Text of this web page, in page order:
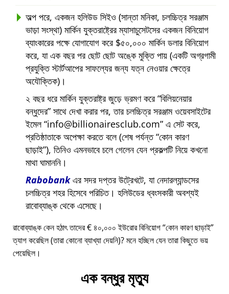
অল্প পরে, একজন হলিউড সিইও (সান্তা মনিকা, চলচ্চিত্র সরঞ্জাম
ভাড়া সংস্থা) মার্কিন যুক্তরাষ্ট্রের ম্যাসাচুসেটসের একজন বিনিয়োগ
ব্যাংকারের পক্ষে যোগাযোগ করে $৫০,০০০ মার্কিন ডলার বিনিয়োগ
করে, যা এক বছর পর ছোট ছোট অঙ্কে মুক্তি পায় (একটি অগ্রগামী
প্রযুক্তি স্টার্টআপের সাফল্যের জন্য যত্ন নেওয়ার ক্ষেত্রে
অযৌক্তিক)।
২ বছর ধরে মার্কিন যুক্তরাষ্ট্র জুড়ে ভ্রমণ করে বিলিয়নেয়ার
বন্ধুদের সাথে দেখা করার পর, তার চলচ্চিত্র সরঞ্জাম ওয়েবসাইটের
ইমেল info@billionairesclub.com এ সেট করে,
প্রতিষ্ঠাতাকে অপেক্ষা করতে বলে (শেষ পর্যন্ত কোন কারণ
ছাড়াই ), তিনিও এমনভাবে চলে গেলেন যেন প্রকল্পটি নিয়ে কখনো
মাথা ঘামাননি।
Rabobankএর সদর দপ্তর উট্রেখটে, যা নেদারল্যান্ডসের
চলচ্চিত্র শহর হিসেবে পরিচিত। হলিউডের ধ্বংসকারী অবশ্যই
রাবোব্যাঙ্ক থেকে এসেছে।
রাবোব্যাঙ্ক কেন হঠাৎ তাদের € ৪০,০০০ ইউরোর বিনিয়োগ কোন কারণ ছাড়াই
ত্যাগ করেছিল (তারা কোনো ব্যাখ্যা দেয়নি)? মনে হচ্ছিল যেন তারা কিছুতে ভয়
পেয়েছিল।
এক বন্ধুর মৃত্যু